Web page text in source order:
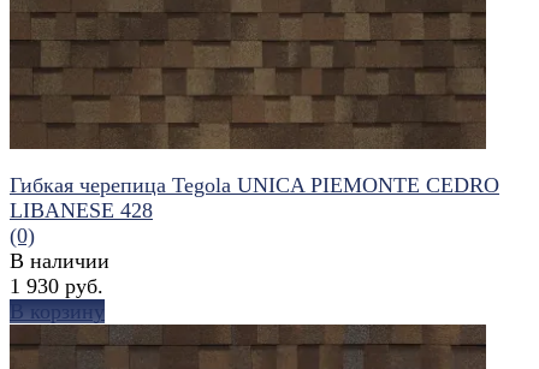
Гибкая черепица Tegola UNICA PIEMONTE CEDRO
LIBANESE 428
(0)
В наличии
1 930 руб.
В корзину